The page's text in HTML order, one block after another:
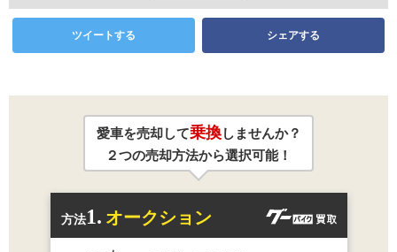
ツイートする シェアする
愛車を売却して乗換しませんか？
２つの売却方法から選択可能！
方法1. オークション